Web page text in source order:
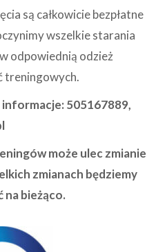
są całkowicie bezpłatne
wszelkie starania
odpowiednią odzież
treningowych.
505167889,
może ulec zmianie
zmianach będziemy
bieżąco.